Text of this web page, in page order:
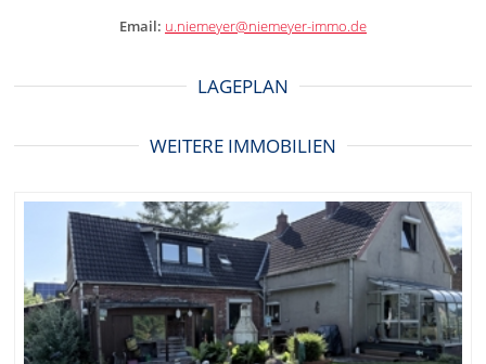
Email: u.niemeyer@niemeyer-immo.de
LAGEPLAN
WEITERE IMMOBILIEN